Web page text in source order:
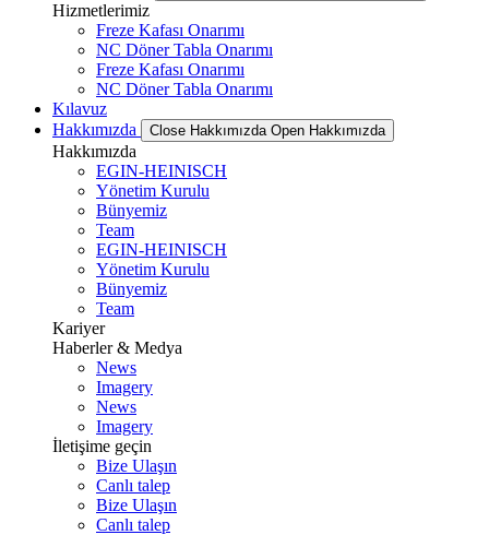
Hizmetlerimiz
Freze Kafası Onarımı
NC Döner Tabla Onarımı
Freze Kafası Onarımı
NC Döner Tabla Onarımı
Kılavuz
Hakkımızda
Close Hakkımızda Open Hakkımızda
Hakkımızda
EGIN-HEINISCH
Yönetim Kurulu
Bünyemiz
Team
EGIN-HEINISCH
Yönetim Kurulu
Bünyemiz
Team
Kariyer
Haberler & Medya
News
Imagery
News
Imagery
İletişime geçin
Bize Ulaşın
Canlı talep
Bize Ulaşın
Canlı talep